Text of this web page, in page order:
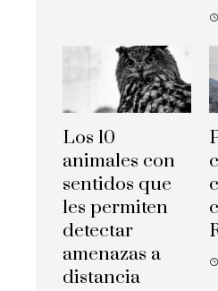
Los 10
animales con
sentidos que
les permiten
detectar
amenazas a
distancia